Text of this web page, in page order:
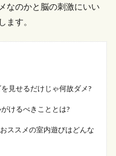
なのかと脳の刺激にいい
ます。
見せるだけじゃ何故ダメ?
けるべきこととは?
ススメの室内遊びはどんな